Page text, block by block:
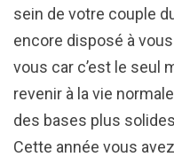
sein de votre couple
encore disposé à
vous car c’est le seul
revenir à la vie
des bases plus
Cette année vous